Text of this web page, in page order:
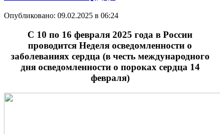
Опубликовано: 09.02.2025 в 06:24
С 10 по 16 февраля 2025 года в России
проводится Неделя осведомленности о
заболеваниях сердца (в честь международного
дня осведомленности о пороках сердца 14
февраля)